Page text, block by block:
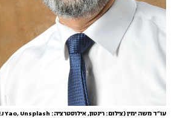
עו״ד משה ימין (צילום: רינטון, אילוסטרציה: EJ Yao, Unsplash)